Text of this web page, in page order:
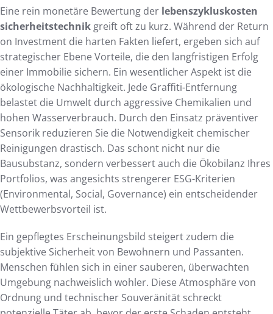
Eine rein monetäre Bewertung der lebenszykluskosten
sicherheitstechnik greift oft zu kurz. Während der Return
on Investment die harten Fakten liefert, ergeben sich auf
strategischer Ebene Vorteile, die den langfristigen Erfolg
einer Immobilie sichern. Ein wesentlicher Aspekt ist die
ökologische Nachhaltigkeit. Jede Graffiti-Entfernung
belastet die Umwelt durch aggressive Chemikalien und
hohen Wasserverbrauch. Durch den Einsatz präventiver
Sensorik reduzieren Sie die Notwendigkeit chemischer
Reinigungen drastisch. Das schont nicht nur die
Bausubstanz, sondern verbessert auch die Ökobilanz Ihres
Portfolios, was angesichts strengerer ESG-Kriterien
(Environmental, Social, Governance) ein entscheidender
Wettbewerbsvorteil ist.
Ein gepflegtes Erscheinungsbild steigert zudem die
subjektive Sicherheit von Bewohnern und Passanten.
Menschen fühlen sich in einer sauberen, überwachten
Umgebung nachweislich wohler. Diese Atmosphäre von
Ordnung und technischer Souveränität schreckt